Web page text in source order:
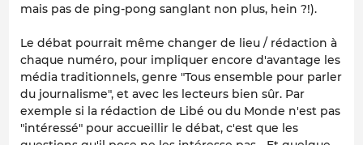
mais pas de ping-pong sanglant non plus, hein ?!).
Le débat pourrait même changer de lieu / rédaction à
chaque numéro, pour impliquer encore d'avantage les
média traditionnels, genre "Tous ensemble pour parler
du journalisme", et avec les lecteurs bien sûr. Par
exemple si la rédaction de Libé ou du Monde n'est pas
"intéressé" pour accueillir le débat, c'est que les